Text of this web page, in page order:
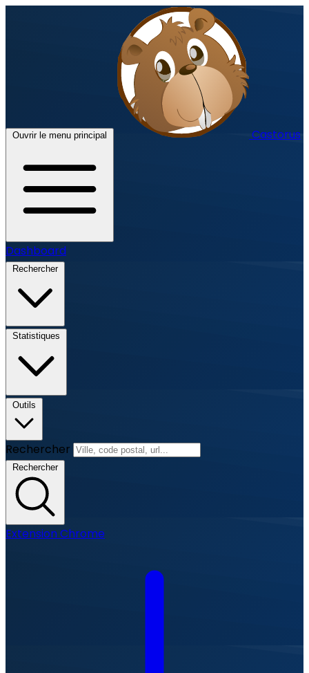
Ouvrir le menu principal Castorus
Dashboard
Rechercher
Statistiques
Outils
Rechercher
Rechercher
Extension Chrome